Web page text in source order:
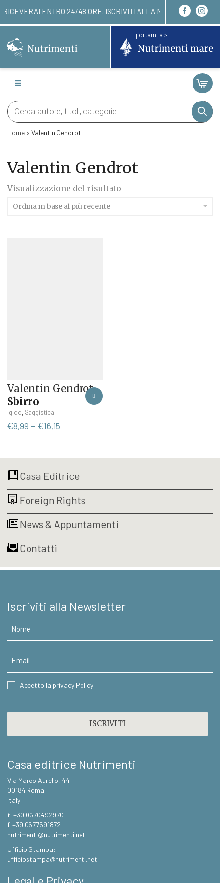
QUI! LI RICEVERAI ENTRO 24/48 ORE.
portami a >
Products
search
Home » Valentin Gendrot
Valentin Gendrot
Visualizzazione del risultato
Ordina in base al più recente
Valentin Gendrot
Sbirro
Igloo, Saggistica
prodotto
opzioni
possono
essere
nella
pagina
prodotto
€8,99 - €16,15
da
a
€16,15
Casa Editrice
Foreign Rights
News & Appuntamenti
Contatti
Iscriviti alla Newsletter
CONSENT
Accetto la privacy Policy
Casa editrice Nutrimenti
Via Marco Aurelio, 44
00184 Roma
Italy
t. +39 0670492976
f. +39 0677591872
nutrimenti@nutrimenti.net
Ufficio Stampa:
ufficiostampa@nutrimenti.net